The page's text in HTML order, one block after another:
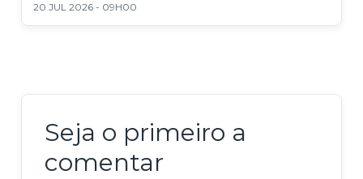
20 JUL 2026 - 09H00
Seja o primeiro a
comentar